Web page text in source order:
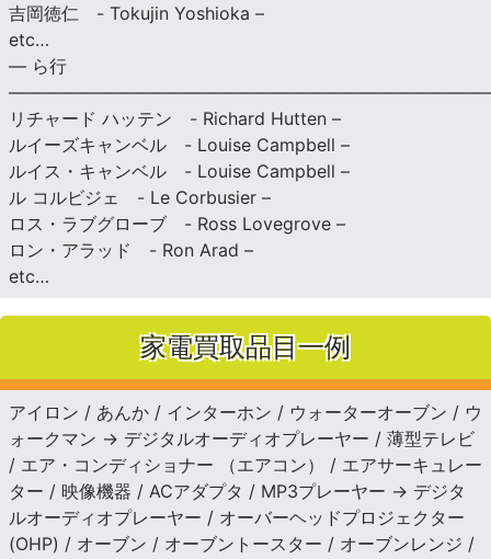
吉岡徳仁 - Tokujin Yoshioka –
etc…
— ら行
リチャード ハッテン - Richard Hutten –
ルイーズキャンベル - Louise Campbell –
ルイス・キャンベル - Louise Campbell –
ル コルビジェ - Le Corbusier –
ロス・ラブグローブ - Ross Lovegrove –
ロン・アラッド - Ron Arad –
etc…
家電買取品目一例
アイロン / あんか / インターホン / ウォーターオーブン / ウ
ォークマン → デジタルオーディオプレーヤー / 薄型テレビ
/ エア・コンディショナー （エアコン） / エアサーキュレー
ター / 映像機器 / ACアダプタ / MP3プレーヤー → デジタ
ルオーディオプレーヤー / オーバーヘッドプロジェクター
(OHP) / オーブン / オーブントースター / オーブンレンジ /